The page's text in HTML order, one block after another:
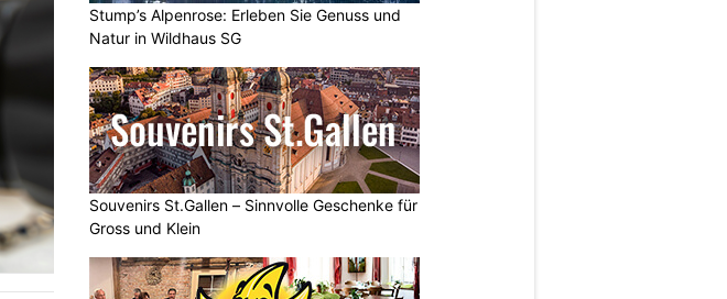
Stump’s Alpenrose: Erleben Sie Genuss und
Natur in Wildhaus SG
Souvenirs St.Gallen – Sinnvolle Geschenke für
Gross und Klein